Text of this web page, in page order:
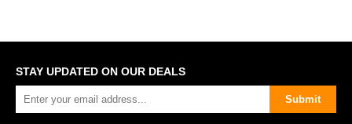
STAY UPDATED ON OUR DEALS
Submit